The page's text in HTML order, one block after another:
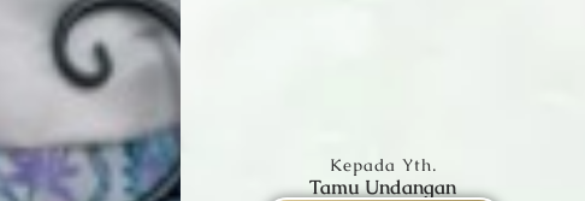
Kepada Yth.
Tamu Undangan